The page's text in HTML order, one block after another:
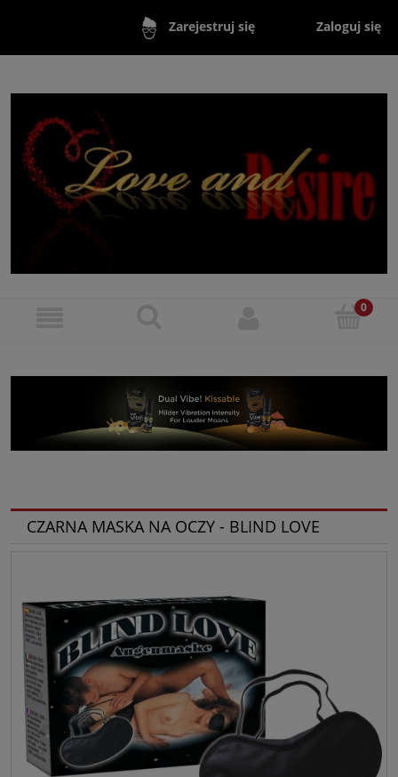
Zarejestruj się Zaloguj się
CZARNA MASKA NA OCZY - BLIND LOVE